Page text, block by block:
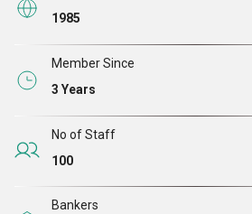
1985
Member Since
3 Years
No of Staff
100
Bankers